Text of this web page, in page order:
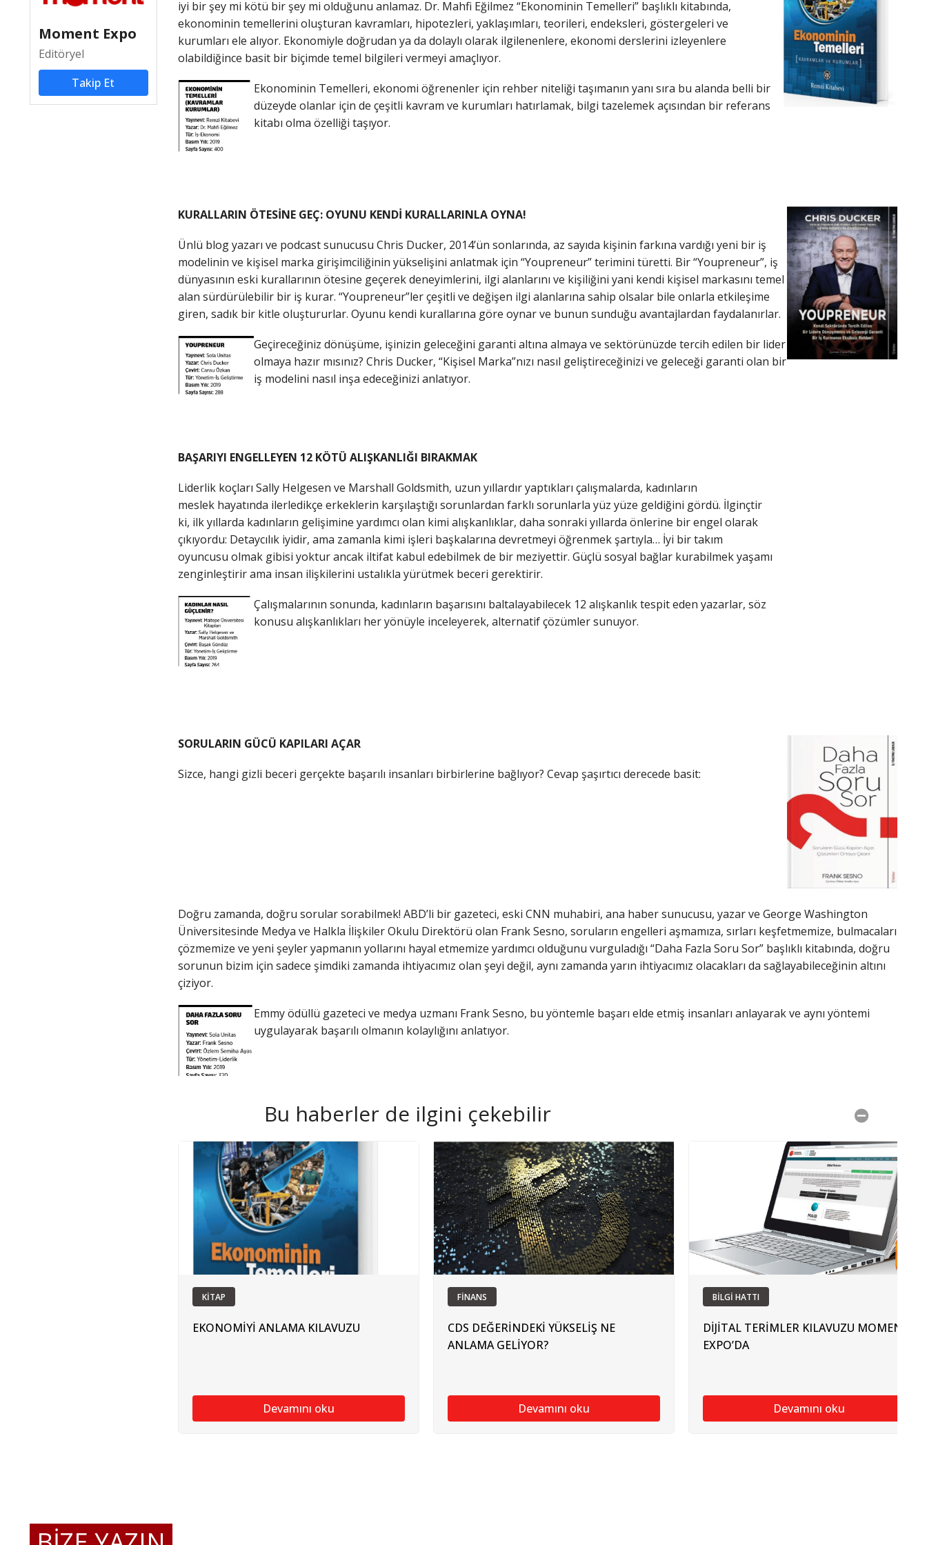
Moment Expo
Editöryel
Takip Et
iyi bir şey mi kötü bir şey mi olduğunu anlamaz. Dr. Mahfi Eğilmez “Ekonominin Temelleri” başlıklı kitabında,
ekonominin temellerini oluşturan kavramları, hipotezleri, yaklaşımları, teorileri, endeksleri, göstergeleri ve
kurumları ele alıyor. Ekonomiyle doğrudan ya da dolaylı olarak ilgilenenlere, ekonomi derslerini izleyenlere
olabildiğince basit bir biçimde temel bilgileri vermeyi amaçlıyor.
Ekonominin Temelleri, ekonomi öğrenenler için rehber niteliği taşımanın yanı sıra bu alanda belli bir
düzeyde olanlar için de çeşitli kavram ve kurumları hatırlamak, bilgi tazelemek açısından bir referans
kitabı olma özelliği taşıyor.
KURALLARIN ÖTESİNE GEÇ: OYUNU KENDİ KURALLARINLA OYNA!
Ünlü blog yazarı ve podcast sunucusu Chris Ducker, 2014’ün sonlarında, az sayıda kişinin farkına vardığı yeni bir iş
modelinin ve kişisel marka girişimciliğinin yükselişini anlatmak için “Youpreneur” terimini türetti. Bir “Youpreneur”, iş
dünyasının eski kurallarının ötesine geçerek deneyimlerini, ilgi alanlarını ve kişiliğini yani kendi kişisel markasını temel
alan sürdürülebilir bir iş kurar. “Youpreneur”ler çeşitli ve değişen ilgi alanlarına sahip olsalar bile onlarla etkileşime
giren, sadık bir kitle oluştururlar. Oyunu kendi kurallarına göre oynar ve bunun sunduğu avantajlardan faydalanırlar.
Geçireceğiniz dönüşüme, işinizin geleceğini garanti altına almaya ve sektörünüzde tercih edilen bir lider
olmaya hazır mısınız? Chris Ducker, “Kişisel Marka”nızı nasıl geliştireceğinizi ve geleceği garanti olan bir
iş modelini nasıl inşa edeceğinizi anlatıyor.
BAŞARIYI ENGELLEYEN 12 KÖTÜ ALIŞKANLIĞI BIRAKMAK
Liderlik koçları Sally Helgesen ve Marshall Goldsmith, uzun yıllardır yaptıkları çalışmalarda, kadınların
meslek hayatında ilerledikçe erkeklerin karşılaştığı sorunlardan farklı sorunlarla yüz yüze geldiğini gördü. İlginçtir
ki, ilk yıllarda kadınların gelişimine yardımcı olan kimi alışkanlıklar, daha sonraki yıllarda önlerine bir engel olarak
çıkıyordu: Detaycılık iyidir, ama zamanla kimi işleri başkalarına devretmeyi öğrenmek şartıyla… İyi bir takım
oyuncusu olmak gibisi yoktur ancak iltifat kabul edebilmek de bir meziyettir. Güçlü sosyal bağlar kurabilmek yaşamı
zenginleştirir ama insan ilişkilerini ustalıkla yürütmek beceri gerektirir.
Çalışmalarının sonunda, kadınların başarısını baltalayabilecek 12 alışkanlık tespit eden yazarlar, söz
konusu alışkanlıkları her yönüyle inceleyerek, alternatif çözümler sunuyor.
SORULARIN GÜCÜ KAPILARI AÇAR
Sizce, hangi gizli beceri gerçekte başarılı insanları birbirlerine bağlıyor? Cevap şaşırtıcı derecede basit:
Doğru zamanda, doğru sorular sorabilmek! ABD’li bir gazeteci, eski CNN muhabiri, ana haber sunucusu, yazar ve George Washington
Üniversitesinde Medya ve Halkla İlişkiler Okulu Direktörü olan Frank Sesno, soruların engelleri aşmamıza, sırları keşfetmemize, bulmacaları
çözmemize ve yeni şeyler yapmanın yollarını hayal etmemize yardımcı olduğunu vurguladığı “Daha Fazla Soru Sor” başlıklı kitabında, doğru
sorunun bizim için sadece şimdiki zamanda ihtiyacımız olan şeyi değil, aynı zamanda yarın ihtiyacımız olacakları da sağlayabileceğinin altını
çiziyor.
Emmy ödüllü gazeteci ve medya uzmanı Frank Sesno, bu yöntemle başarı elde etmiş insanları anlayarak ve aynı yöntemi
uygulayarak başarılı olmanın kolaylığını anlatıyor.
Bu haberler de ilgini çekebilir
KİTAP
EKONOMİYİ ANLAMA KILAVUZU
Devamını oku
FİNANS
CDS DEĞERİNDEKİ YÜKSELİŞ NE
ANLAMA GELİYOR?
Devamını oku
BİLGİ HATTI
DİJİTAL TERİMLER KILAVUZU MOMENT
EXPO’DA
Devamını oku